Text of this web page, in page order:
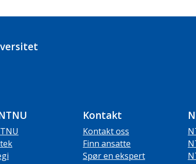
Kontakt
Kontakt oss
Finn ansatte
Spør en ekspert